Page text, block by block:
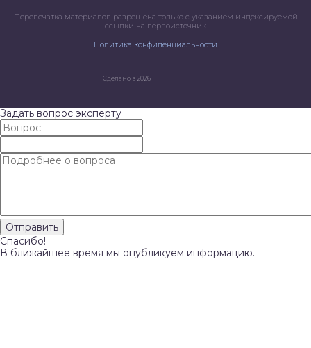
Перепечатка материалов разрешена только с указанием индексируемой
ссылки на первоисточник
Политика конфиденциальности
Сделано в 2026
Задать вопрос эксперту
Спасибо!
В ближайшее время мы опубликуем информацию.